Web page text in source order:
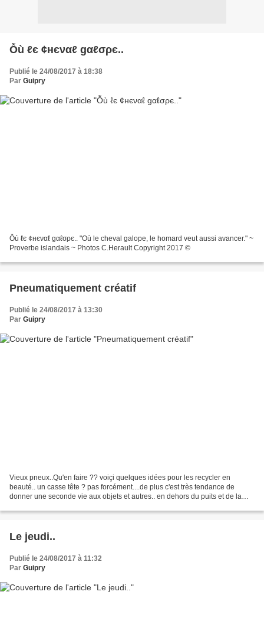
Ỗù ℓє ¢нєναℓ gαℓσρє..
Publié le 24/08/2017 à 18:38
Par Guipry
Ỗù ℓє ¢нєναℓ gαℓσρє.. "Où le cheval galope, le homard veut aussi avancer." ~
Proverbe islandais ~ Photos C.Herault Copyright 2017 ©
Pneumatiquement créatif
Publié le 24/08/2017 à 13:30
Par Guipry
Vieux pneux..Qu'en faire ?? voiçi quelques idées pour les recycler en
beauté.. un casse tête ? pas forcément....de plus c'est très tendance de
donner une seconde vie aux objets et autres.. en dehors du puits et de la
Le jeudi..
Publié le 24/08/2017 à 11:32
Par Guipry